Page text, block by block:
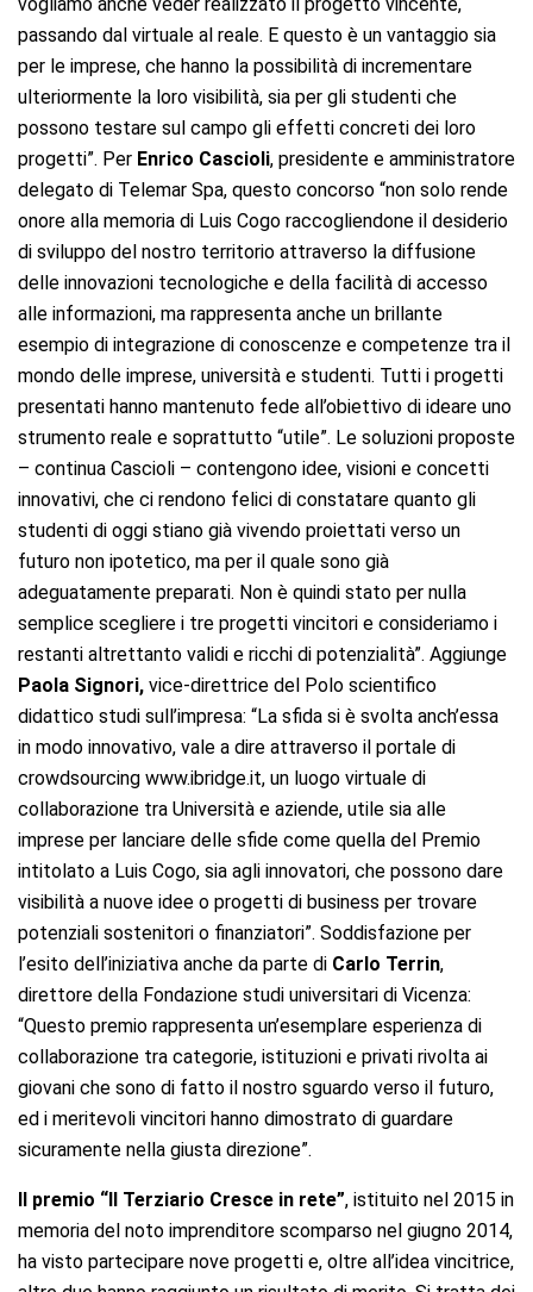
passando dal virtuale al reale. E questo è un vantaggio sia
per le imprese, che hanno la possibilità di incrementare
ulteriormente la loro visibilità, sia per gli studenti che
possono testare sul campo gli effetti concreti dei loro
progetti”. Per Enrico Cascioli, presidente e amministratore
delegato di Telemar Spa, questo concorso “non solo rende
onore alla memoria di Luis Cogo raccogliendone il desiderio
di sviluppo del nostro territorio attraverso la diffusione
delle innovazioni tecnologiche e della facilità di accesso
alle informazioni, ma rappresenta anche un brillante
esempio di integrazione di conoscenze e competenze tra il
mondo delle imprese, università e studenti. Tutti i progetti
presentati hanno mantenuto fede all’obiettivo di ideare uno
strumento reale e soprattutto “utile”. Le soluzioni proposte
– continua Cascioli – contengono idee, visioni e concetti
innovativi, che ci rendono felici di constatare quanto gli
studenti di oggi stiano già vivendo proiettati verso un
futuro non ipotetico, ma per il quale sono già
adeguatamente preparati. Non è quindi stato per nulla
semplice scegliere i tre progetti vincitori e consideriamo i
restanti altrettanto validi e ricchi di potenzialità”. Aggiunge
Paola Signori, vice-direttrice del Polo scientifico
didattico studi sull’impresa: “La sfida si è svolta anch’essa
in modo innovativo, vale a dire attraverso il portale di
crowdsourcing www.ibridge.it, un luogo virtuale di
collaborazione tra Università e aziende, utile sia alle
imprese per lanciare delle sfide come quella del Premio
intitolato a Luis Cogo, sia agli innovatori, che possono dare
visibilità a nuove idee o progetti di business per trovare
potenziali sostenitori o finanziatori”. Soddisfazione per
l’esito dell’iniziativa anche da parte di Carlo Terrin,
direttore della Fondazione studi universitari di Vicenza:
“Questo premio rappresenta un’esemplare esperienza di
collaborazione tra categorie, istituzioni e privati rivolta ai
giovani che sono di fatto il nostro sguardo verso il futuro,
ed i meritevoli vincitori hanno dimostrato di guardare
sicuramente nella giusta direzione”.
Il premio “Il Terziario Cresce in rete”, istituito nel 2015 in
memoria del noto imprenditore scomparso nel giugno 2014,
ha visto partecipare nove progetti e, oltre all’idea vincitrice,